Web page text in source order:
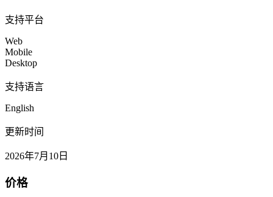
支持平台
Web
Mobile
Desktop
支持语言
English
更新时间
2026年7月10日
价格